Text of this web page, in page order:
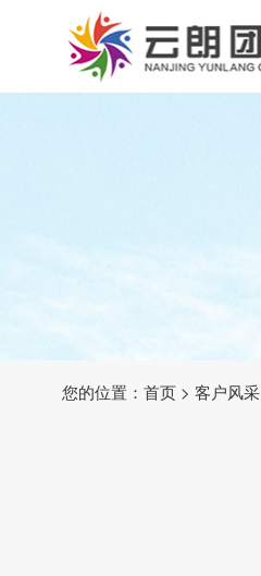
您的位置： 首页 > 客户风采